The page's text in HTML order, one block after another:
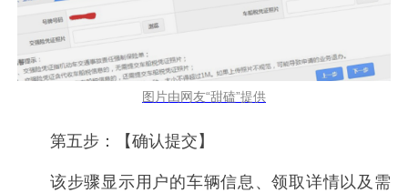
图片由网友“甜磕”提供
第五步：【确认提交】
该步骤显示用户的车辆信息、领取详情以及需